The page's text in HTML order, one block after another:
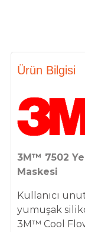
Ürün Bilgisi
3M™ 7502
Maskesi
Kullanıcı
yumuşak
3M™ Cool